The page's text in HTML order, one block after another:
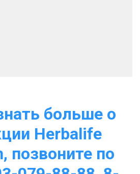
больше о
Herbalife
позвоните по